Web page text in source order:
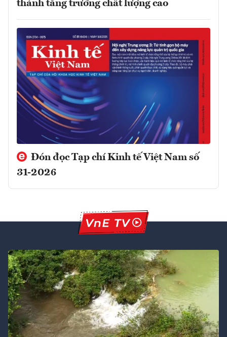
thành tăng trưởng chất lượng cao
Đón đọc Tạp chí Kinh tế Việt Nam số
31-2026